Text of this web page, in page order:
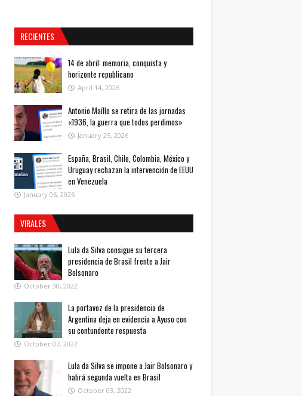
RECIENTES
14 de abril: memoria, conquista y
horizonte republicano
April 14, 2026
Antonio Maíllo se retira de las jornadas
«1936, la guerra que todos perdimos»
January 25, 2026
España, Brasil, Chile, Colombia, México y
Uruguay rechazan la intervención de EEUU
en Venezuela
January 06, 2026
VIRALES
Lula da Silva consigue su tercera
presidencia de Brasil frente a Jair
Bolsonaro
October 30, 2022
La portavoz de la presidencia de
Argentina deja en evidencia a Ayuso con
su contundente respuesta
October 07, 2022
Lula da Silva se impone a Jair Bolsonaro y
habrá segunda vuelta en Brasil
October 03, 2022